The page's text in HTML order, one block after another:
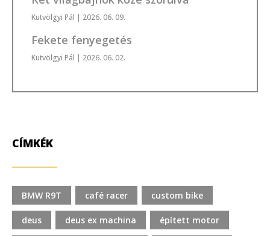
Kutvölgyi Pál | 2026. 06. 09.
Fekete fenyegetés
Kutvölgyi Pál | 2026. 06. 02.
CÍMKÉK
BMW R9T café racer custom bike
deus deus ex machina épített motor